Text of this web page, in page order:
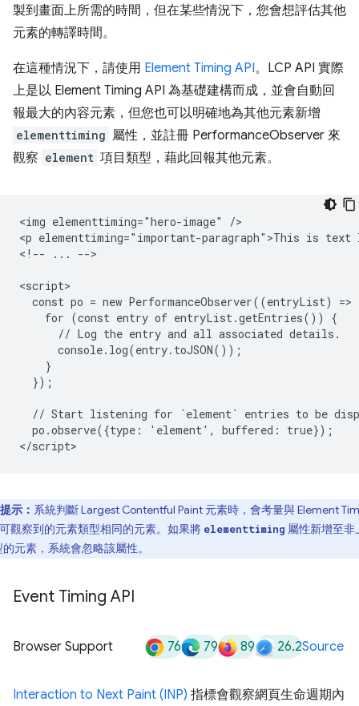
製到畫面上所需的時間，但在某些情況下，您會想評估其他
元素的轉譯時間。
在這種情況下，請使用 Element Timing API。LCP API 實際
上是以 Element Timing API 為基礎建構而成，並會自動回
報最大的內容元素，但您也可以明確地為其他元素新增
elementtiming 屬性，並註冊 PerformanceObserver 來
觀察 element 項目類型，藉此回報其他元素。
<img elementtiming="hero-image" />
<p elementtiming="important-paragraph">This is
<!-- ... -->
<script>
const po = new PerformanceObserver((entryList) =>
    for (const entry of entryList.getEntries()) {
      // Log the entry and all associated details.
      console.log(entry.toJSON());
    }
  });
// Start listening for `element` entries to be
  po.observe({type: 'element', buffered: true});
提示： 系統判斷 Largest Contentful Paint 元素時，會考量與 Element
觀察到的元素類型相同的元素。如果將 elementtiming 屬性新增至非
元素，系統會忽略該屬性。
Event Timing API
Browser Support 76 79 89 26.2Source
Interaction to Next Paint (INP) 指標會觀察網頁生命週期內